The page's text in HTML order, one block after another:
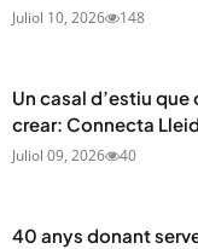
Juliol 10, 2026 148
Un casal d’estiu
crear: Connecta
Juliol 09, 2026 40
40 anys donant